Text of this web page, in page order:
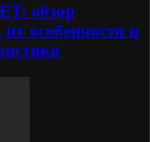
обзор
особенности и